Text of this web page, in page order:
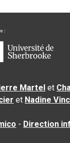
Martel et
et Nadine
- Direction